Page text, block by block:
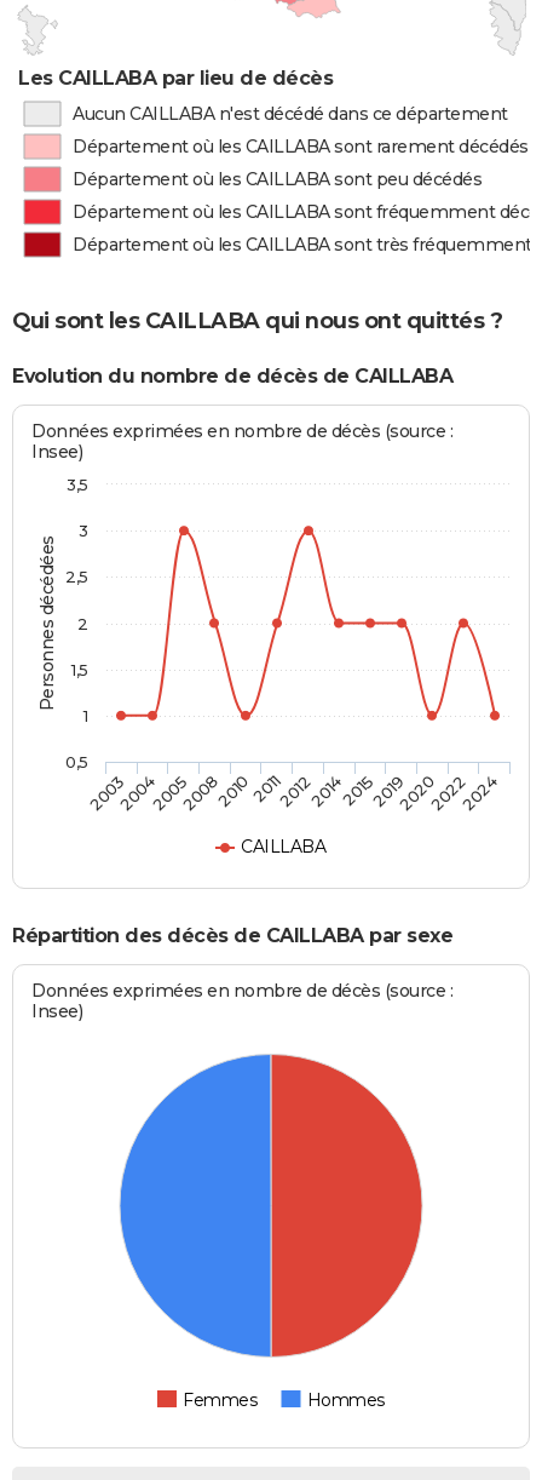
Les CAILLABA par lieu de décès
Aucun CAILLABA n'est décédé dans ce département
Département où les CAILLABA sont rarement décédés
Département où les CAILLABA sont peu décédés
Département où les CAILLABA sont fréquemment
Département où les CAILLABA sont très fréquemment
Qui sont les CAILLABA qui nous ont quittés ?
Evolution du nombre de décès de CAILLABA
Personnes décédées
Données exprimées en nombre de décès (source :
Insee)
CAILLABA
2003200420052008201020112012201420152019202020222024
0,5
1
1,5
2
2,5
3
3,5
Répartition des décès de CAILLABA par sexe
Données exprimées en nombre de décès (source :
Insee)
Femmes Hommes